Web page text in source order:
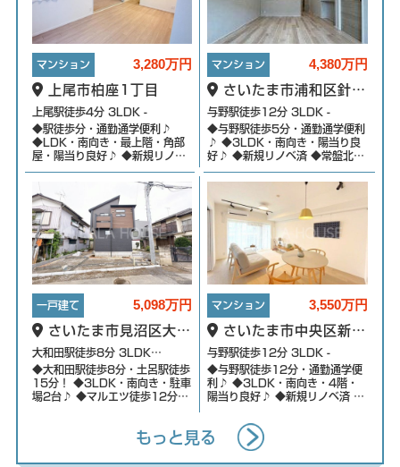
マンション 3,280万円
上尾市柏座1丁目
上尾駅徒歩4分 3LDK -
◆駅徒歩分・通勤通学便利♪
◆LDK・南向き・最上階・角部
屋・陽当り良好♪ ◆新規リノベ
マンション 4,380万円
さいたま市浦和区針ヶ
谷4丁目
与野駅徒歩12分 3LDK -
◆与野駅徒歩5分・通勤通学便利
♪ ◆3LDK・南向き・陽当り良
好♪ ◆新規リノベ済 ◆常盤北小
分
一戸建て 5,098万円
さいたま市見沼区大和
田町2丁目
大和田駅徒歩8分 3LDK
123.13㎡
◆大和田駅徒歩8分・土呂駅徒歩
15分！ ◆3LDK・南向き・駐車
場2台♪ ◆マルエツ徒歩12分・
マンション 3,550万円
さいたま市中央区新中
里4丁目
与野駅徒歩12分 3LDK -
◆与野駅徒歩12分・通勤通学便
利♪ ◆3LDK・南向き・4階・
陽当り良好♪ ◆新規リノベ済 ◆
もっと見る